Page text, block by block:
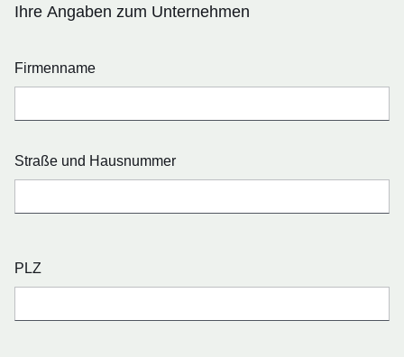
Ihre Angaben zum Unternehmen
Firmenname
Straße und Hausnummer
PLZ